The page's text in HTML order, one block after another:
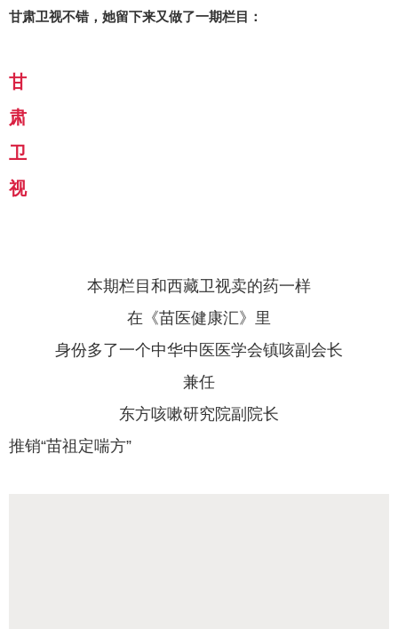
甘肃卫视不错，她留下来又做了一期栏目：
甘
肃
卫
视
本期栏目和西藏卫视卖的药一样
在《苗医健康汇》里
身份多了一个中华中医医学会镇咳副会长
兼任
东方咳嗽研究院副院长
推销“苗祖定喘方”